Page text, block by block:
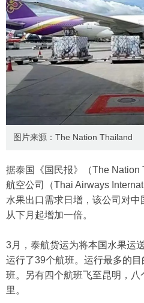
图片来源：The Nation Thailand
据泰国《国民报》（The
航空公司（Thai Airways
水果出口需求日增，该公司对
从下月起增加一倍。
3月，泰航货运为将本国水果运
运行了39个航班。运行最多的
班。另有四个航班飞至昆明，
里。